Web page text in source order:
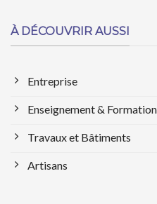
À DÉCOUVRIR AUSSI
Entreprise
Enseignement & Formation
Travaux et Bâtiments
Artisans